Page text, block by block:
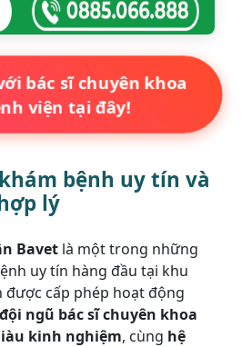
bác sĩ chuyên khoa
viện tại đây!
bệnh uy tín và
lý
Bavet là một trong những
uy tín hàng đầu tại khu
được cấp phép hoạt động
đội ngũ bác sĩ chuyên khoa
kinh nghiệm, cùng hệ